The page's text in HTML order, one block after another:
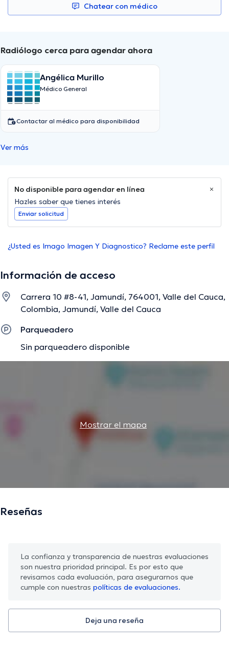
Chatear con médico
Radiólogo cerca para agendar ahora
Angélica Murillo
Médico General
Contactar al médico para disponibilidad
Ver más
No disponible para agendar en línea
Hazles saber que tienes interés
Enviar solicitud
¿Usted es Imago Imagen Y Diagnostico? Reclame este perfil
Información de acceso
Carrera 10 #8-41, Jamundí, 764001, Valle del Cauca,
Colombia, Jamundí, Valle del Cauca
Parqueadero
Sin parqueadero disponible
Mostrar el mapa
Reseñas
La confianza y transparencia de nuestras evaluaciones
son nuestra prioridad principal. Es por esto que
revisamos cada evaluación, para asegurarnos que
cumple con nuestras políticas de evaluaciones.
Deja una reseña